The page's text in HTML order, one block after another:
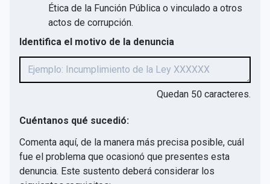
Ética de la Función Pública o vinculado a otros
actos de corrupción.
Identifica el motivo de la denuncia
Quedan 50 caracteres.
Cuéntanos qué sucedió:
Comenta aquí, de la manera más precisa posible, cuál
fue el problema que ocasionó que presentes esta
denuncia. Este sustento deberá considerar los